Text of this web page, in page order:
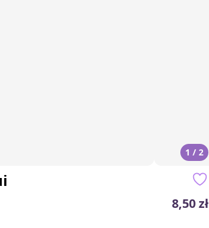
1 / 2
8,50 zł